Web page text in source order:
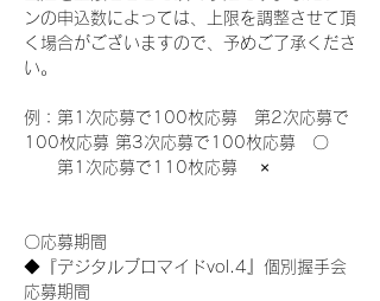
ンの申込数によっては、上限を調整させて頂
く場合がございますので、予めご了承くださ
い。
例：第1次応募で100枚応募　第2次応募で
100枚応募 第3次応募で100枚応募　〇
第1次応募で110枚応募　 ×
〇応募期間
◆『デジタルブロマイドvol.4』個別握手会
応募期間